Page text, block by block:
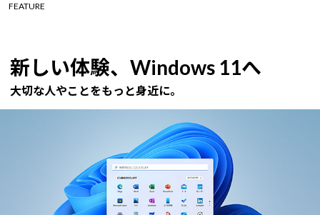
FEATURE
新しい体験、Windows 11へ
大切な人やことをもっと身近に。